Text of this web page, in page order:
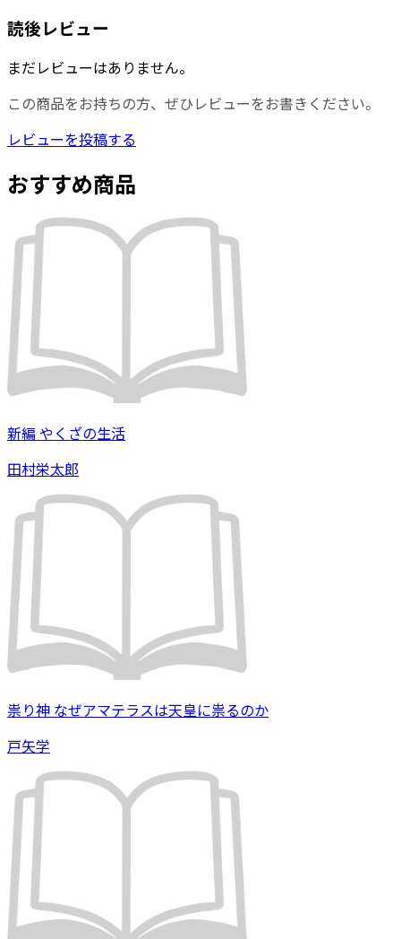
読後レビュー
まだレビューはありません。
この商品をお持ちの方、ぜひレビューをお書きください。
レビューを投稿する
おすすめ商品
新編 やくざの生活
田村栄太郎
祟り神 なぜアマテラスは天皇に祟るのか
戸矢学